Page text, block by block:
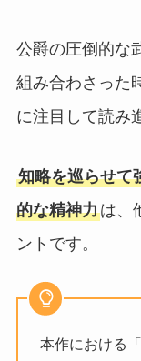
公爵の圧倒的な
組み合わさった
に注目して読み
知略を巡らせて
的な精神力は、
ントです。
本作における